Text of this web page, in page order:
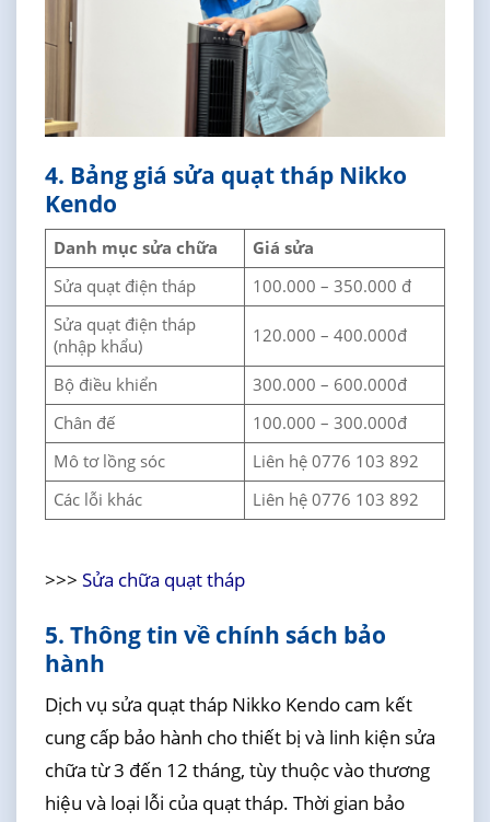
4. Bảng giá sửa quạt tháp Nikko
Kendo
Danh mục sửa chữa
Giá sửa
Sửa quạt điện tháp
100.000 – 350.000 đ
Sửa quạt điện tháp
(nhập khẩu)
120.000 – 400.000đ
Bộ điều khiển
300.000 – 600.000đ
Chân đế
100.000 – 300.000đ
Mô tơ lồng sóc
Liên hệ 0776 103 892
Các lỗi khác
Liên hệ 0776 103 892
>>> Sửa chữa quạt tháp
5. Thông tin về chính sách bảo
hành
Dịch vụ sửa quạt tháp Nikko Kendo cam kết
cung cấp bảo hành cho thiết bị và linh kiện sửa
chữa từ 3 đến 12 tháng, tùy thuộc vào thương
hiệu và loại lỗi của quạt tháp. Thời gian bảo